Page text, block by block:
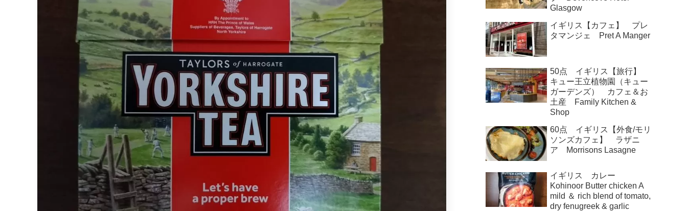
Glasgow
イギリス【カフェ】 プレ
タマンジェ Pret A Manger
50点 イギリス【旅行】
キュー王立植物園（キュー
ガーデンズ） カフェ＆お
土産 Family Kitchen &
Shop
60点 イギリス【外食/モリ
ソンズカフェ】 ラザニ
ア Morrisons Lasagne
イギリス カレー
Kohinoor Butter chicken A
mild ＆ rich blend of tomato,
dry fenugreek & garlic